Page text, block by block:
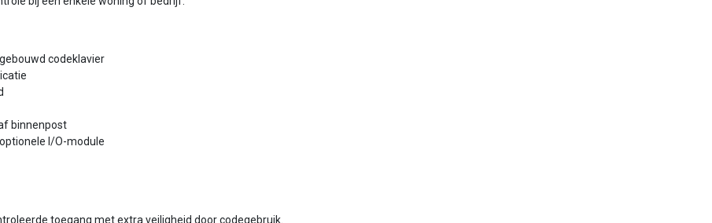
codeklavier
binnenpost
I/O-module
toegang met extra veiligheid door codegebruik.